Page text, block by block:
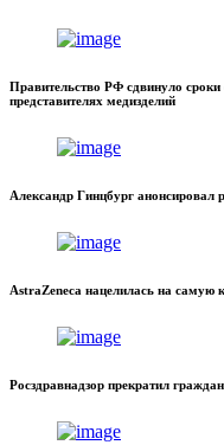
Правительство РФ сдвинуло
представителях медизделий
Александр Гинцбург анонсировал
AstraZeneca нацелилась на самую
Росздравнадзор прекратил